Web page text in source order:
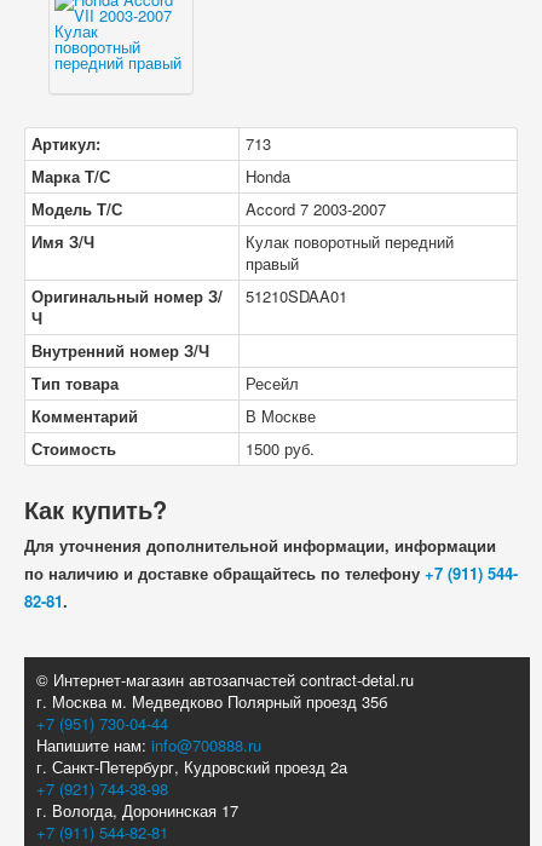
Артикул:
713
Марка Т/С
Honda
Модель Т/С
Accord 7 2003-2007
Имя З/Ч
Кулак поворотный передний
правый
Оригинальный номер З/
Ч
51210SDAA01
Внутренний номер З/Ч
Тип товара
Ресейл
Комментарий
В Москве
Стоимость
1500 руб.
Как купить?
Для уточнения дополнительной информации, информации
по наличию и доставке обращайтесь по телефону +7 (911) 544-
82-81.
© Интернет-магазин автозапчастей contract-detal.ru
г. Москва м. Медведково Полярный проезд 35б
+7 (951) 730-04-44
Напишите нам: info@700888.ru
г. Санкт-Петербург, Кудровский проезд 2а
+7 (921) 744-38-98
г. Вологда, Доронинская 17
+7 (911) 544-82-81